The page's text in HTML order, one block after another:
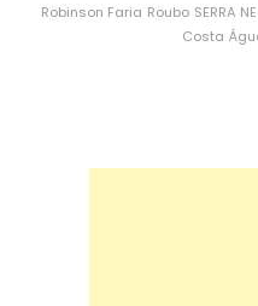
Robinson Faria Roubo SERRA
Costa